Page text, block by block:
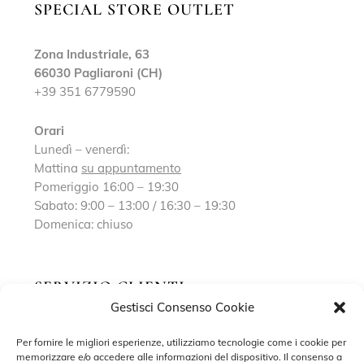
Gestisci Consenso Cookie
Per fornire le migliori esperienze, utilizziamo tecnologie come i cookie per
memorizzare e/o accedere alle informazioni del dispositivo. Il consenso a
SPECIAL STORE OUTLET
Zona Industriale, 63
66030 Pagliaroni (CH)
+39 351 6779590
Orari
Lunedì – venerdì:
Mattina su appuntamento
Pomeriggio 16:00 – 19:30
Sabato: 9:00 – 13:00 / 16:30 – 19:30
Domenica: chiuso
SERVIZIO CLIENTI